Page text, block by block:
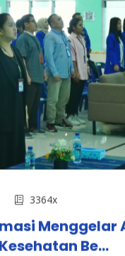
3364x
Menggelar
Be...